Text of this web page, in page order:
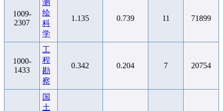
1009-
2307
测
绘
科
学
1.135 0.739 11 71899
1000-
1433
工
程
勘
察
0.342 0.204 7 20754
国
土